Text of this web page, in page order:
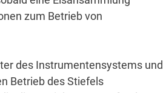
zum Betrieb von
des Instrumentensystems und
Betrieb des Stiefels